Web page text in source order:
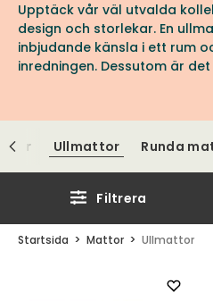
Upptäck vår väl utvalda
design och storlekar. En
inbjudande känsla i ett rum
inredningen. Dessutom är
Tillverkningsmetoder och
oändliga. Här hittar du vårt
hög design och kvalitet.
Ullmattor Runda
Filtrera
Startsida Mattor Ullmattor